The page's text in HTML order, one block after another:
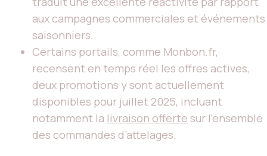
aux campagnes commerciales et événements
saisonniers.
Certains portails, comme Monbon.fr,
recensent en temps réel les offres actives,
deux promotions y sont actuellement
disponibles pour juillet 2025, incluant
notamment la livraison offerte sur l’ensemble
des commandes d’attelages.